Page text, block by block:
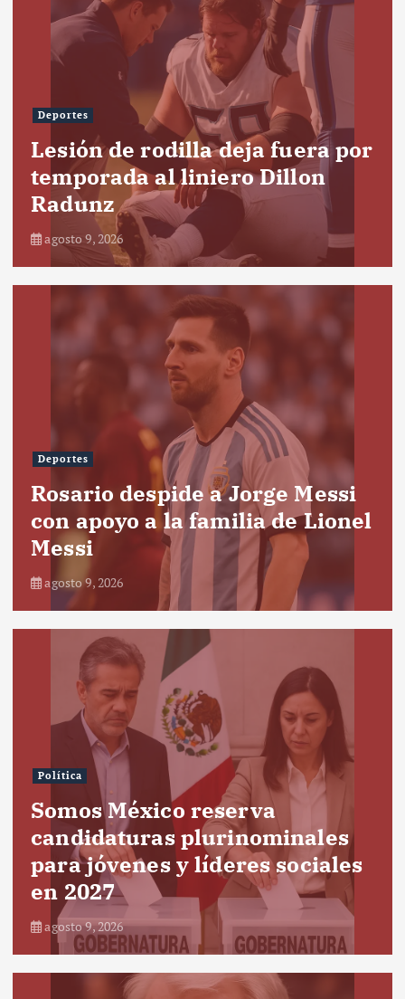
Deportes
Lesión de rodilla deja fuera por
temporada al liniero Dillon
Radunz
agosto 9, 2026
Deportes
Rosario despide a Jorge Messi
con apoyo a la familia de Lionel
Messi
agosto 9, 2026
Política
Somos México reserva
candidaturas plurinominales
para jóvenes y líderes sociales
en 2027
agosto 9, 2026